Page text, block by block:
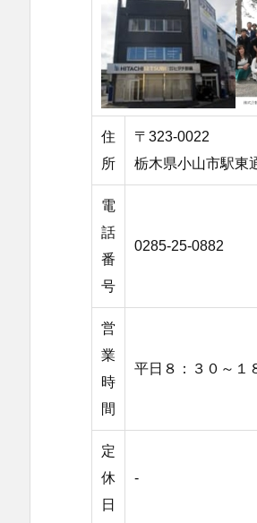
住
所
〒323-0022
栃木県小山市駅東
電
話
番
号
0285-25-0882
営
業
時
間
平日８：３０～１
定
休
日
-